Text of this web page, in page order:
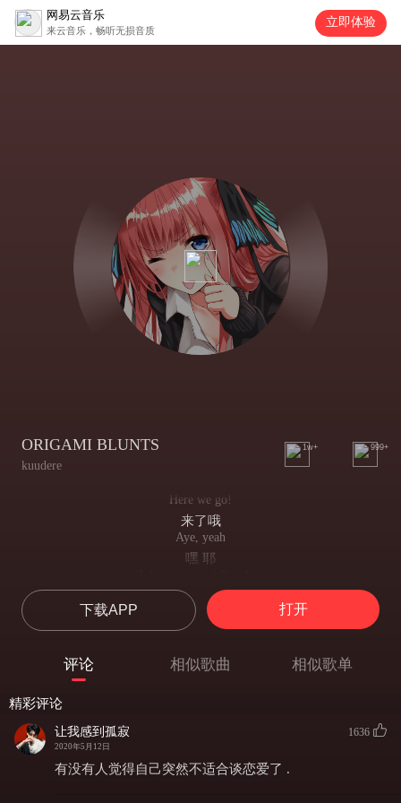
网易云音乐
来云音乐，畅听无损音质
立即体验
ORIGAMI BLUNTS
kuudere
1w+ 999+
Here we go!
来了哦
Aye, yeah
嘿 耶
我不想沉迷于欲望
I don't wanna trust, I don't ever wanna crush yeah
我不渴求信任 我甚至不需要任何人的欣赏与迷恋
耶 我做事不计较代价
享受着钝毒带来的快乐 让伤肺那一说都见鬼去吧
I don't wanna trust, I don't ever wanna crush yeah
下载APP 打开
评论 相似歌曲 相似歌单
精彩评论
让我感到孤寂
2020年5月12日
1636
有没有人觉得自己突然不适合谈恋爱了 .